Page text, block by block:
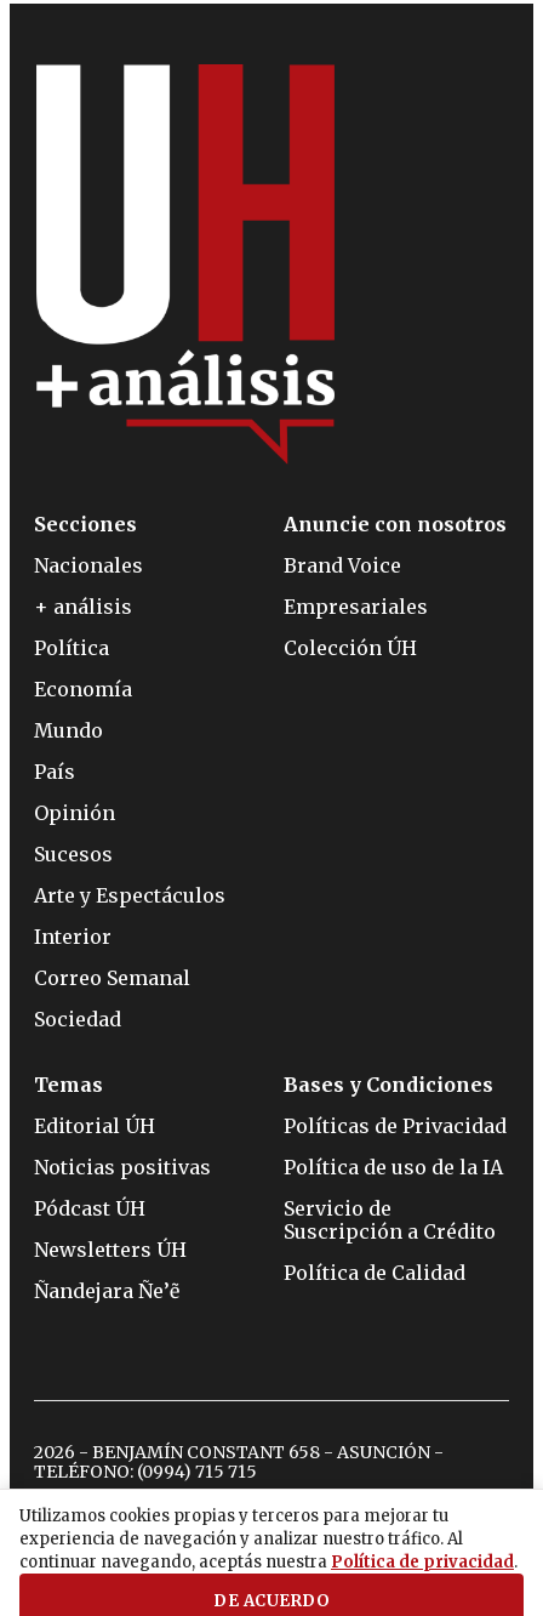
Utilizamos cookies propias y terceros para mejorar tu
experiencia de navegación y analizar nuestro tráfico. Al
continuar navegando, aceptás nuestra Política de privacidad.
DE ACUERDO
Secciones
Nacionales
+ análisis
Política
Economía
Mundo
País
Opinión
Sucesos
Arte y Espectáculos
Interior
Correo Semanal
Sociedad
Anuncie con nosotros
Brand Voice
Empresariales
Colección ÚH
Temas
Editorial ÚH
Noticias positivas
Pódcast ÚH
Newsletters ÚH
Ñandejara Ñe’ẽ
Bases y Condiciones
Políticas de Privacidad
Política de uso de la IA
Servicio de
Suscripción a Crédito
Política de Calidad
2026 - BENJAMÍN CONSTANT 658 - ASUNCIÓN -
TELÉFONO: (0994) 715 715
twitterinstagram
facebook
tiktokyoutubespotify